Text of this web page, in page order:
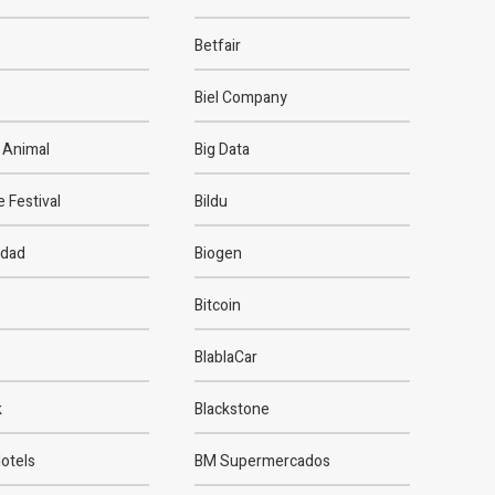
Betfair
Biel Company
Big Data
Festival Bildu
Biogen
Bitcoin
BlablaCar
Blackstone
BM Supermercados